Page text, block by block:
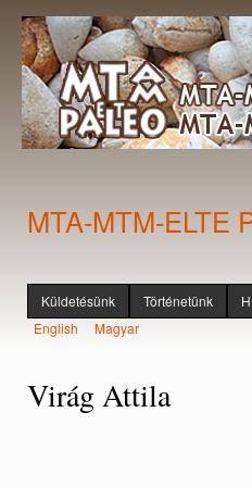
MTA-MTM-ELTE
Főmenü
Küldetésünk Történetünk
Nyelvek
English Magyar
Virág Attila